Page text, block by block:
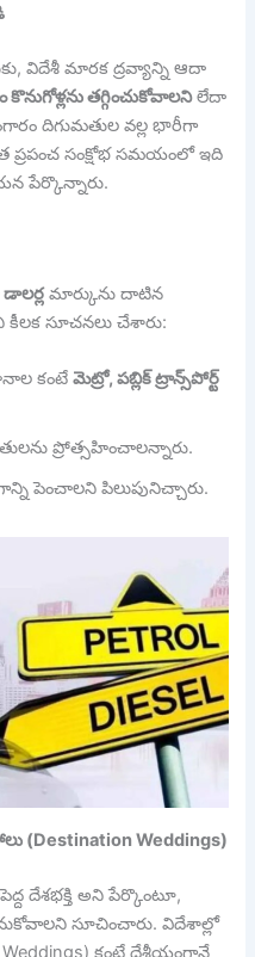
విదేశీ మారక ద్రవ్యాన్ని ఆదా
తగ్గించుకోవాలనిలేదా
దిగుమతుల వల్ల భారీగా
ప్రపంచ సంక్షోభ సమయంలో ఇది
పేర్కొన్నారు.
మార్కును దాటిన
సూచనలు చేశారు:
కంటేమెట్రో, పబ్లిక్ ట్రాన్స్‌పోర్ట్
ప్రోత్సహించాలన్నారు.
పెంచాలని పిలుపునిచ్చారు.
(Destination Weddings)
దేశభక్తి అని పేర్కొంటూ,
సూచించారు. విదేశాల్లో
కంటే దేశీయంగానే